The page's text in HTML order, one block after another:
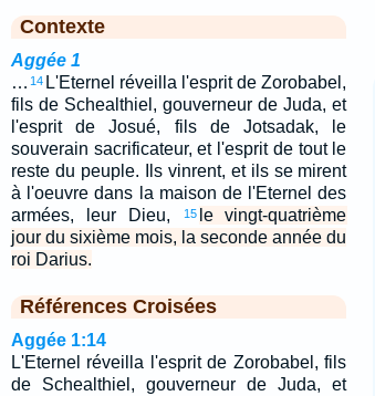
Contexte
Aggée 1
… 14 L'Eternel réveilla l'esprit de Zorobabel,
fils de Schealthiel, gouverneur de Juda, et
l'esprit de Josué, fils de Jotsadak, le
souverain sacrificateur, et l'esprit de tout le
reste du peuple. Ils vinrent, et ils se mirent
à l'oeuvre dans la maison de l'Eternel des
armées, leur Dieu,
15 le vingt-quatrième
jour du sixième mois, la seconde année du
roi Darius.
Références Croisées
Aggée 1:14
L'Eternel réveilla l'esprit de Zorobabel, fils
de Schealthiel, gouverneur de Juda, et